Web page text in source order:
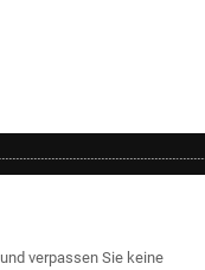
verpassen Sie keine